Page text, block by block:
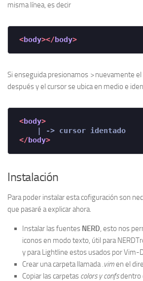
misma línea, es decir
<body></body>
Si enseguida presionamos >nuevamente el
después y el cursor se ubica en medio e
<body>
</body>
Instalación
Para poder instalar esta cofiguración son
que pasaré a explicar ahora.
Instalar las fuentes NERD, esto nos
iconos en modo texto, útil para
y para Lightline estos usados por Vim-
Crear una carpeta llamada.vimen el
Copiar las carpetas colors y confsdentro